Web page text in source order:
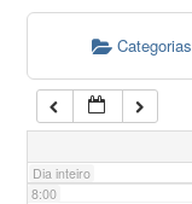
Categorias
Dia inteiro
7:00
8:00